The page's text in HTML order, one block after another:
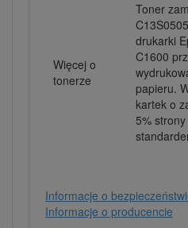
Więcej o
tonerze
Toner
drukarki
C1600
papieru.
kartek o
5%
Informacje o
Informacje o producencie